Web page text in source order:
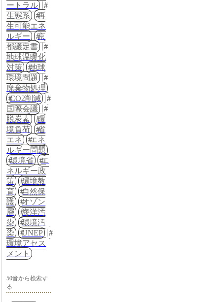
ートラル
生態系
再
生可能エネ
ルギー
京
都議定書
地球温暖化
対策
地球
環境問題
廃棄物処理
CO2削減
国際会議
脱炭素
環
境負荷
省
エネ
エネ
ルギー問題
環境省
エ
ネルギー政
策
環境教
育
自然保
護
オゾン
層
海洋汚
染
環境汚
染
UNEP
環境アセス
メント
50音から検索す
る